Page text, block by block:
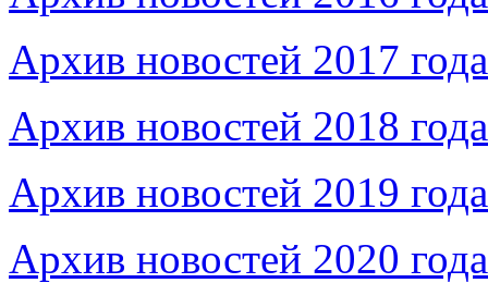
Архив новостей 2017 года
Архив новостей 2018 года
Архив новостей 2019 года
Архив новостей 2020 года